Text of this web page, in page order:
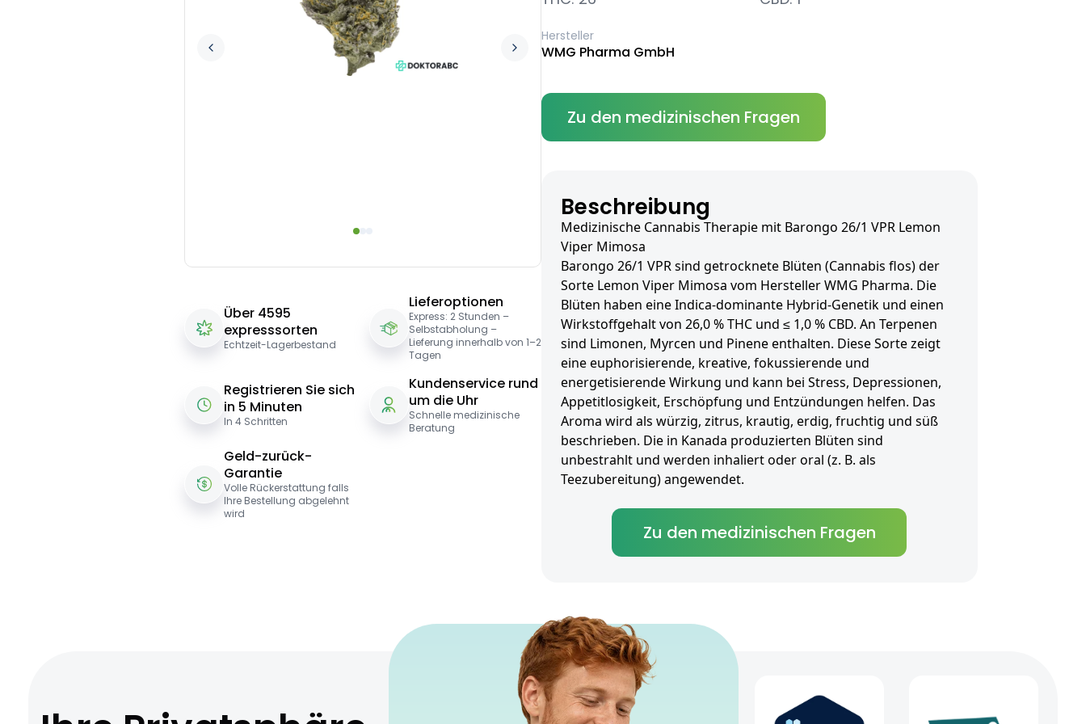
Über 4595
expresssorten
Echtzeit-Lagerbestand
Lieferoptionen
Express: 2 Stunden –
Selbstabholung –
Lieferung innerhalb von 1–2
Tagen
Registrieren Sie sich
in 5 Minuten
In 4 Schritten
Kundenservice rund
um die Uhr
Schnelle medizinische
Beratung
Geld-zurück-
Garantie
Volle Rückerstattung falls
Ihre Bestellung abgelehnt
wird
Hersteller
WMG Pharma GmbH
Zu den medizinischen Fragen
Beschreibung
Medizinische Cannabis Therapie mit Barongo 26/1 VPR Lemon
Viper Mimosa
Barongo 26/1 VPR sind getrocknete Blüten (Cannabis flos) der
Sorte Lemon Viper Mimosa vom Hersteller WMG Pharma. Die
Blüten haben eine Indica-dominante Hybrid-Genetik und einen
Wirkstoffgehalt von 26,0 % THC und ≤ 1,0 % CBD. An Terpenen
sind Limonen, Myrcen und Pinene enthalten. Diese Sorte zeigt
eine euphorisierende, kreative, fokussierende und
energetisierende Wirkung und kann bei Stress, Depressionen,
Appetitlosigkeit, Erschöpfung und Entzündungen helfen. Das
Aroma wird als würzig, zitrus, krautig, erdig, fruchtig und süß
beschrieben. Die in Kanada produzierten Blüten sind
unbestrahlt und werden inhaliert oder oral (z. B. als
Teezubereitung) angewendet.
Zu den medizinischen Fragen